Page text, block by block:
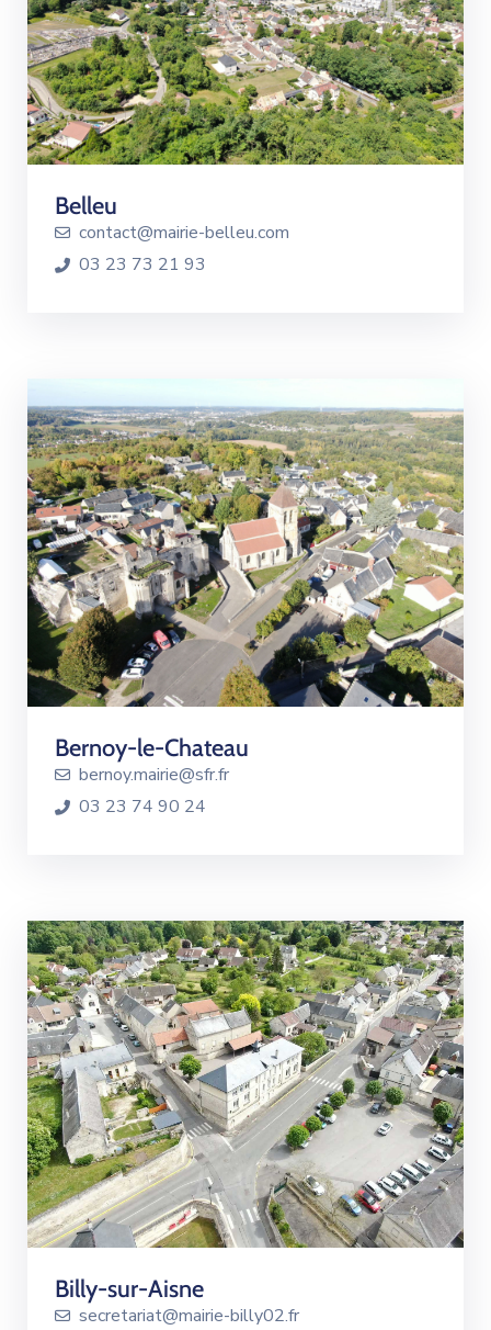
Belleu
contact@mairie-belleu.com
03 23 73 21 93
Bernoy-le-Chateau
bernoy.mairie@sfr.fr
03 23 74 90 24
Billy-sur-Aisne
secretariat@mairie-billy02.fr